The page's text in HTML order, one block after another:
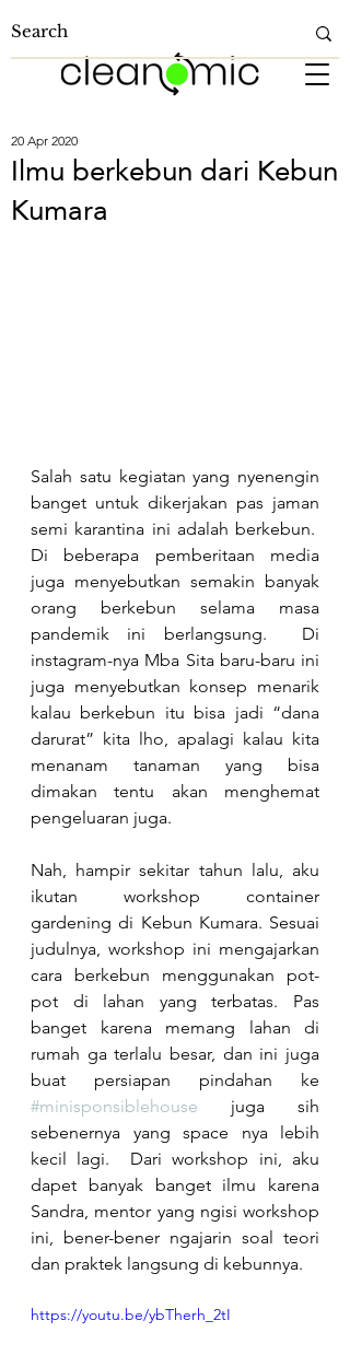
Ilmu berkebun dari Kebun
Kumara
20 Apr 2020
Salah satu kegiatan yang nyenengin
banget untuk dikerjakan pas jaman
semi karantina ini adalah berkebun.
Di beberapa pemberitaan media
juga menyebutkan semakin banyak
orang berkebun selama masa
pandemik ini berlangsung.  Di
instagram-nya Mba Sita baru-baru ini
juga menyebutkan konsep menarik
kalau berkebun itu bisa jadi “dana
darurat” kita lho, apalagi kalau kita
menanam tanaman yang bisa
dimakan tentu akan menghemat
pengeluaran juga.
Nah, hampir sekitar tahun lalu, aku
ikutan workshop container
gardening di Kebun Kumara. Sesuai
judulnya, workshop ini mengajarkan
cara berkebun menggunakan pot-
pot di lahan yang terbatas. Pas
banget karena memang lahan di
rumah ga terlalu besar, dan ini juga
#minisponsiblehouse juga sih
sebenernya yang space nya lebih
kecil lagi.  Dari workshop ini, aku
dapet banyak banget ilmu karena
Sandra, mentor yang ngisi workshop
ini, bener-bener ngajarin soal teori
dan praktek langsung di kebunnya.
https://youtu.be/ybTherh_2tI